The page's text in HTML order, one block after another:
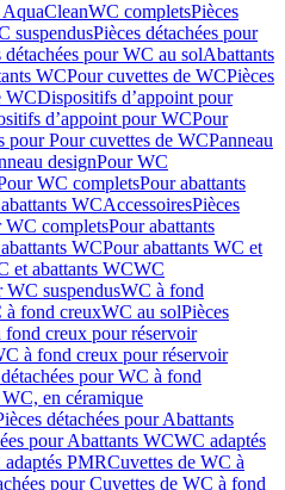
WC completsPièces
suspendusPièces détachées pour
détachées pour WC au solAbattants
WCPour cuvettes de WCPièces
WCDispositifs d’appoint pour
d’appoint pour WCPour
pour Pour cuvettes de WCPanneau
designPour WC
WC completsPour abattants
WCAccessoiresPièces
WC completsPour abattants
WCPour abattants WC et
et abattants WCWC
WC suspendusWC à fond
à fond creuxWC au solPièces
fond creux pour réservoir
à fond creux pour réservoir
pour WC à fond
en céramique
détachées pour Abattants
pour Abattants WCWC adaptés
PMRCuvettes de WC à
pour Cuvettes de WC à fond